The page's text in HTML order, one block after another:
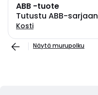
ABB -tuote
Tutustu ABB-sarjaan
Kosti
Näytä murupolku